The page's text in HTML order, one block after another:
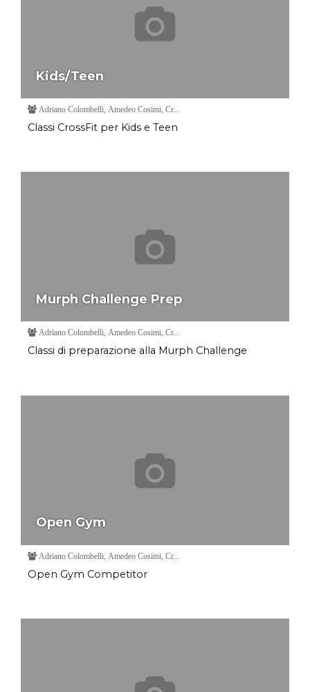
Kids/Teen
Adriano Colombelli, Amedeo Cosimi, Cr...
Classi CrossFit per Kids e Teen
Murph Challenge Prep
Adriano Colombelli, Amedeo Cosimi, Cr...
Classi di preparazione alla Murph Challenge
Open Gym
Adriano Colombelli, Amedeo Cosimi, Cr...
Open Gym Competitor